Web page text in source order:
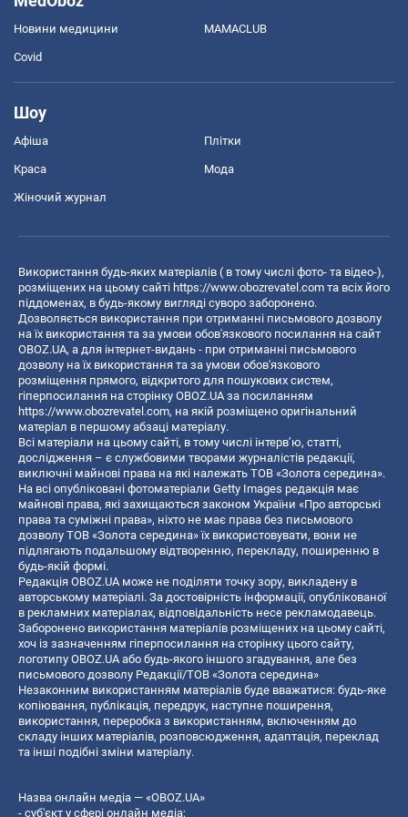
Новини медицини MAMACLUB
Covid
Шоу
Афіша Плітки
Краса Мода
Жіночий журнал
Використання будь-яких матеріалів ( в тому числі фото- та відео-),
розміщених на цьому сайті https://www.obozrevatel.com та всіх його
піддоменах, в будь-якому вигляді суворо заборонено.
Дозволяється використання при отриманні письмового дозволу
на їх використання та за умови обов'язкового посилання на сайт
OBOZ.UA, а для інтернет-видань - при отриманні письмового
дозволу на їх використання та за умови обов'язкового
розміщення прямого, відкритого для пошукових систем,
гіперпосилання на сторінку OBOZ.UA за посиланням
https://www.obozrevatel.com, на якій розміщено оригінальний
матеріал в першому абзаці матеріалу.
Всі матеріали на цьому сайті, в тому числі інтерв’ю, статті,
дослідження – є службовими творами журналістів редакції,
виключні майнові права на які належать ТОВ «Золота середина».
На всі опубліковані фотоматеріали Getty Images редакція має
майнові права, які захищаються законом України «Про авторські
права та суміжні права», ніхто не має права без письмового
дозволу ТОВ «Золота середина» їх використовувати, вони не
підлягають подальшому відтворенню, перекладу, поширенню в
будь-якій формі.
Редакція OBOZ.UA може не поділяти точку зору, викладену в
авторському матеріалі. За достовірність інформації, опублікованої
в рекламних матеріалах, відповідальність несе рекламодавець.
Заборонено використання матеріалів розміщених на цьому сайті,
хоч із зазначенням гіперпосилання на сторінку цього сайту,
логотипу OBOZ.UA або будь-якого іншого згадування, але без
письмового дозволу Редакції/ТОВ «Золота середина»
Незаконним використанням матеріалів буде вважатися: будь-яке
копiювання, публiкацiя, передрук, наступне поширення,
використання, переробка з використанням, включенням до
складу інших матеріалів, розповсюдження, адаптація, переклад
та інші подібні зміни матеріалу.
Назва онлайн медіа — «OBOZ.UA»
- суб'єкт у сфері онлайн медіа;